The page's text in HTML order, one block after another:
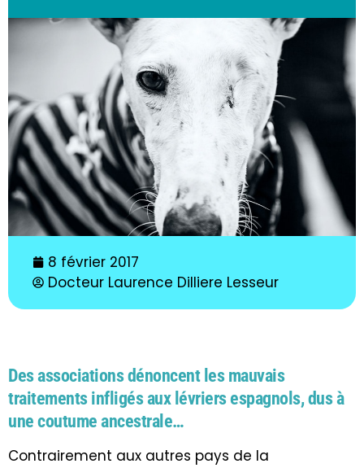
8 février 2017
Docteur Laurence Dilliere Lesseur
Des associations dénoncent les mauvais
traitements infligés aux lévriers espagnols, dus à
une coutume ancestrale…
Contrairement aux autres pays de la